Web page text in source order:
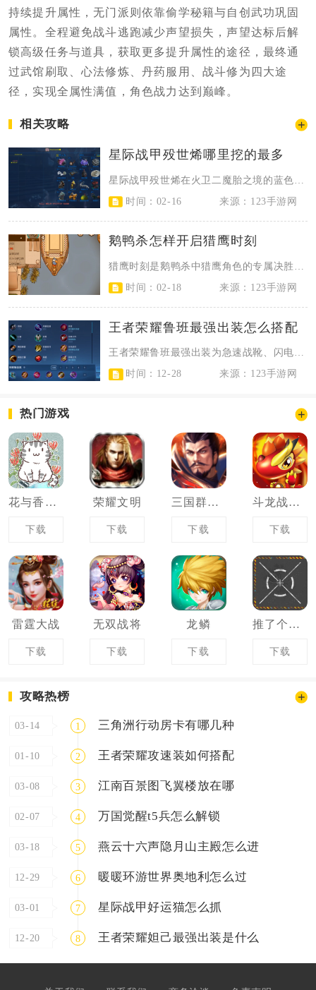
持续提升属性，无门派则依靠偷学秘籍与自创武功巩固
属性。全程避免战斗逃跑减少声望损失，声望达标后解
锁高级任务与道具，获取更多提升属性的途径，最终通
过武馆刷取、心法修炼、丹药服用、战斗修为四大途
径，实现全属性满值，角色战力达到巅峰。
相关攻略
星际战甲殁世烯哪里挖的最多
时间：02-16
来源：123手游网
鹅鸭杀怎样开启猎鹰时刻
时间：02-18
来源：123手游网
王者荣耀鲁班最强出装怎么搭配
王者荣耀鲁班最强出装为急速战靴、闪电匕首、无尽战刃、破晓、泣血之刃、破军，这...
时间：12-28
来源：123手游网
热门游戏
花与香水与猫
下载
荣耀文明
下载
三国群雄争霸
下载
斗龙战士之机甲风暴
下载
雷霆大战
下载
无双战将
下载
龙鳞
下载
推了个箱子
下载
攻略热榜
03-14 1 三角洲行动房卡有哪几种
01-10 2 王者荣耀攻速装如何搭配
03-08 3 江南百景图飞翼楼放在哪
02-07 4 万国觉醒t5兵怎么解锁
03-18 5 燕云十六声隐月山主殿怎么进
12-29 6 暖暖环游世界奥地利怎么过
03-01 7 星际战甲好运猫怎么抓
12-20 8 王者荣耀妲己最强出装是什么